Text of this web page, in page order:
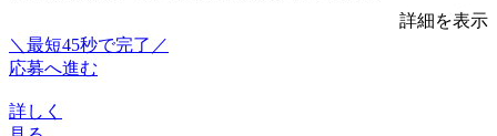
詳細を表示
＼最短45秒で完了／
応募へ進む
詳しく